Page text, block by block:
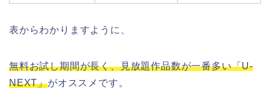
表からわかりますように、
無料お試し期間が長く、見放題作品数が一番多い「U-
NEXT」がオススメです。